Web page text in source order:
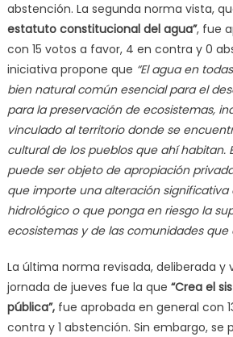
abstención. La segunda norma vista,
estatuto constitucional del agua”, fue
con 15 votos a favor, 4 en contra y 0
iniciativa propone que “El agua en
bien natural común esencial para el
para la preservación de ecosistemas,
vinculado al territorio donde se
cultural de los pueblos que ahí habitan.
puede ser objeto de apropiación
que importe una alteración significativa
hidrológico o que ponga en riesgo la
ecosistemas y de las comunidades
La última norma revisada, deliberada y
jornada de jueves fue la que “Crea el
pública”, fue aprobada en general con
contra y 1 abstención. Sin embargo, se